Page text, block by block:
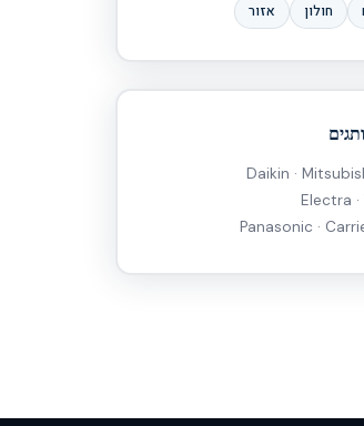
חולון אזור
Daikin ·
Electra ·
Panasonic ·